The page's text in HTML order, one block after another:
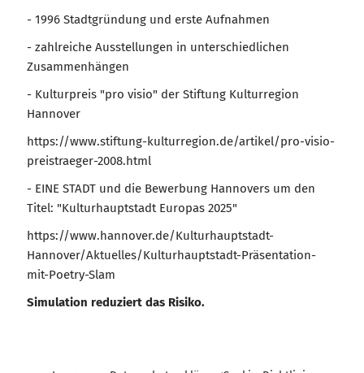
- 1996 Stadtgründung und erste Aufnahmen
- zahlreiche Ausstellungen in unterschiedlichen
Zusammenhängen
- Kulturpreis "pro visio" der Stiftung Kulturregion
Hannover
https://www.stiftung-kulturregion.de/artikel/pro-visio-
preistraeger-2008.html
- EINE STADT und die Bewerbung Hannovers um den
Titel: "Kulturhauptstadt Europas 2025"
https://www.hannover.de/Kulturhauptstadt-
Hannover/Aktuelles/Kulturhauptstadt-Präsentation-
mit-Poetry-Slam
Simulation reduziert das Risiko.